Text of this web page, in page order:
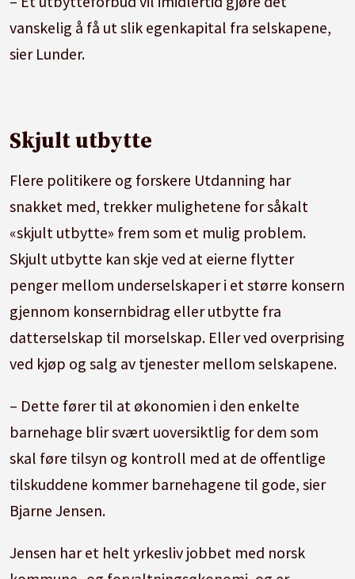
vanskelig å få ut slik egenkapital fra selskapene,
sier Lunder.
Skjult utbytte
Flere politikere og forskere Utdanning har
snakket med, trekker mulighetene for såkalt
«skjult utbytte» frem som et mulig problem.
Skjult utbytte kan skje ved at eierne flytter
penger mellom underselskaper i et større konsern
gjennom konsernbidrag eller utbytte fra
datterselskap til morselskap. Eller ved overprising
ved kjøp og salg av tjenester mellom selskapene.
– Dette fører til at økonomien i den enkelte
barnehage blir svært uoversiktlig for dem som
skal føre tilsyn og kontroll med at de offentlige
tilskuddene kommer barnehagene til gode, sier
Bjarne Jensen.
Jensen har et helt yrkesliv jobbet med norsk